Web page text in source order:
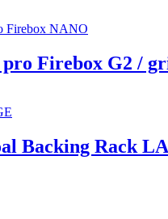
Firebox G2 /
Backing Rack